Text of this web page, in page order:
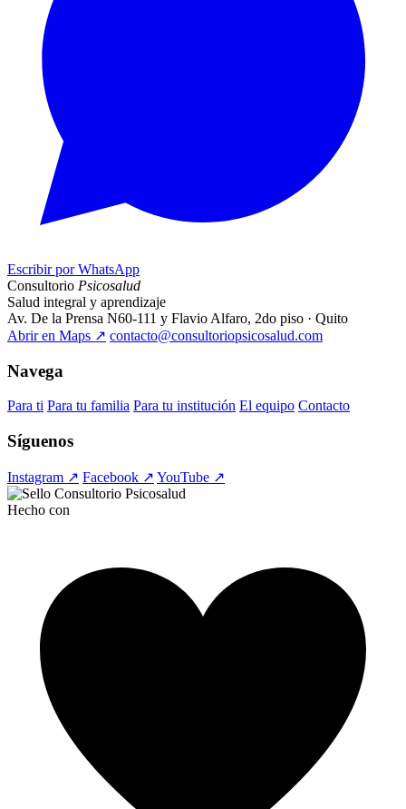
Escribir por WhatsApp
Consultorio Psicosalud
Salud integral y aprendizaje
Av. De la Prensa N60-111 y Flavio Alfaro, 2do piso · Quito
Abrir en Maps ↗ contacto@consultoriopsicosalud.com
Navega
Para ti Para tu familia Para tu institución El equipo Contacto
Síguenos
Instagram ↗ Facebook ↗ YouTube ↗
Hecho con